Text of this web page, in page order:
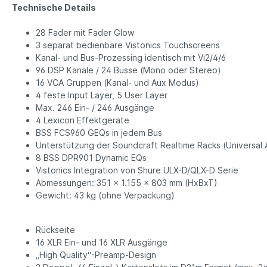
Technische Details
28 Fader mit Fader Glow
3 separat bedienbare Vistonics Touchscreens
Kanal- und Bus-Prozessing identisch mit Vi2/4/6
96 DSP Kanäle / 24 Busse (Mono oder Stereo)
16 VCA Gruppen (Kanal- und Aux Modus)
4 feste Input Layer, 5 User Layer
Max. 246 Ein- / 246 Ausgänge
4 Lexicon Effektgeräte
BSS FCS960 GEQs in jedem Bus
Unterstützung der Soundcraft Realtime Racks (Universal
8 BSS DPR901 Dynamic EQs
Vistonics Integration von Shure ULX-D/QLX-D Serie
Abmessungen: 351 x 1.155 x 803 mm (HxBxT)
Gewicht: 43 kg (ohne Verpackung)
Rückseite
16 XLR Ein- und 16 XLR Ausgänge
„High Quality“-Preamp-Design